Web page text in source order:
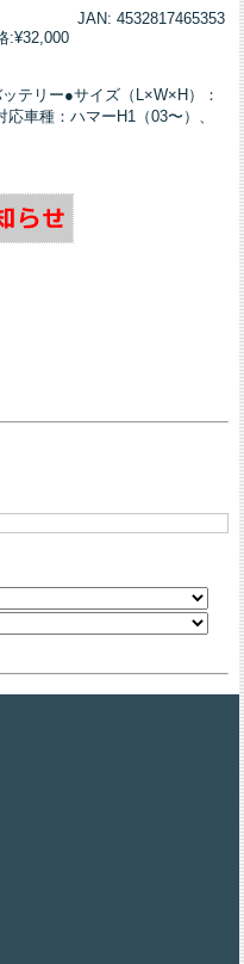
JAN: 4532817465353
テリー●サイズ（L×W×H）：
車種：ハマーH1（03〜）、